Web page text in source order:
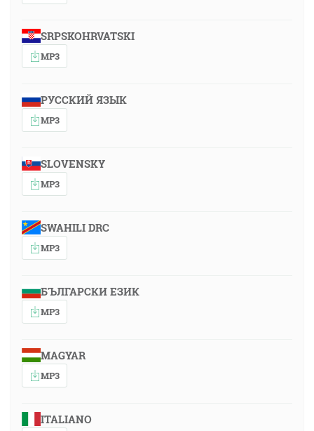
SRPSKOHRVATSKI
MP3
РУССКИЙ ЯЗЫК
MP3
SLOVENSKY
MP3
SWAHILI DRC
MP3
БЪЛГАРСКИ ЕЗИК
MP3
MAGYAR
MP3
ITALIANO